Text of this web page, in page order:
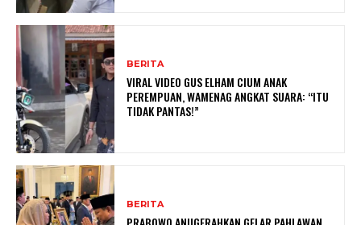
BERITA
VIRAL VIDEO GUS ELHAM CIUM ANAK
PEREMPUAN, WAMENAG ANGKAT SUARA: “ITU
TIDAK PANTAS!”
BERITA